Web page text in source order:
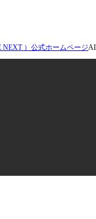
）公式ホームページ